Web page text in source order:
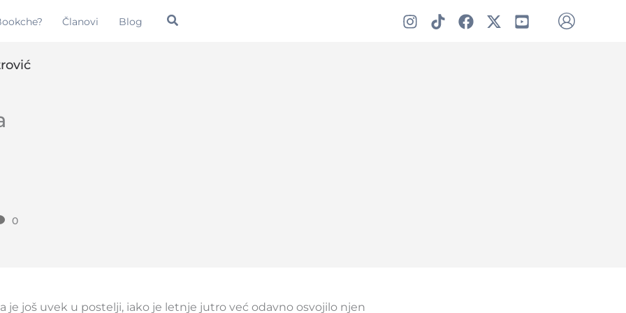
Članovi Blog Pretraga
0
je još uvek u postelji, iako je letnje jutro već odavno osvojilo njen